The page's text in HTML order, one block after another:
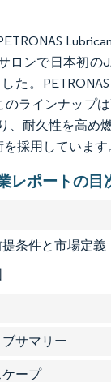
ロンで日本初の
た。PETRONAS
のラインナップ
、耐久性を高め
を採用しています
レポートの目
提条件と市場定義
サマリー
ープ